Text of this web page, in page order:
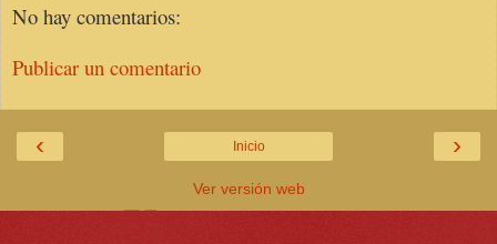
No hay comentarios:
Publicar un comentario
‹ ›
Inicio
Ver versión web